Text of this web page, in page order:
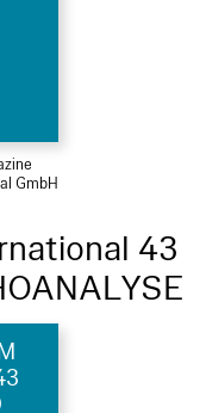
GmbH
43